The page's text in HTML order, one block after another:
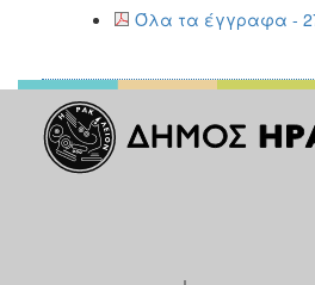
ΕΠΙΣΚΕΠΤΗΣ
ΗΡΑΚΛΕΙΟ
Όλα τα έγγραφα -